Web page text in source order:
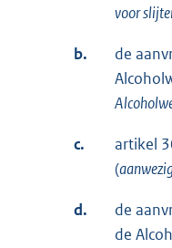
voor
b.
de
c.
artikel
(
d.
de
de